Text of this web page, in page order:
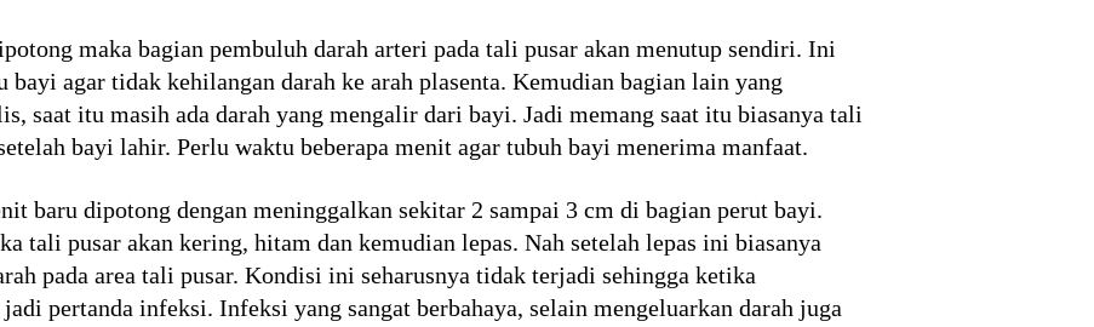
maka bagian pembuluh darah arteri pada tali pusar akan menutup sendiri. Ini
bayi agar tidak kehilangan darah ke arah plasenta. Kemudian bagian lain yang
saat itu masih ada darah yang mengalir dari bayi. Jadi memang saat itu biasanya tali
bayi lahir. Perlu waktu beberapa menit agar tubuh bayi menerima manfaat.
baru dipotong dengan meninggalkan sekitar 2 sampai 3 cm di bagian perut bayi.
tali pusar akan kering, hitam dan kemudian lepas. Nah setelah lepas ini biasanya
pada area tali pusar. Kondisi ini seharusnya tidak terjadi sehingga ketika
pertanda infeksi. Infeksi yang sangat berbahaya, selain mengeluarkan darah juga